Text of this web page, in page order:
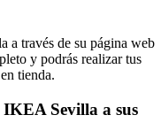
a través de su página web
y podrás realizar tus
tienda.
IKEA Sevilla a sus